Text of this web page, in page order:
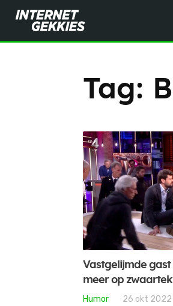
Tag:
Vastgelijmde gast
meer op
Humor 26 okt 2022